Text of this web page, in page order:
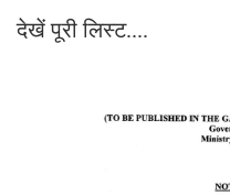
देखें पूरी लिस्ट....